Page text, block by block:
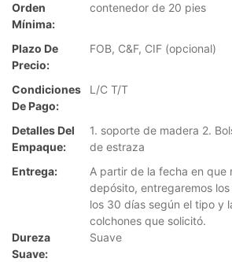
Orden
Mínima:
contenedor de 20 pies
Plazo De
Precio:
FOB, C&F, CIF (opcional)
Condiciones
De Pago:
L/C T/T
Detalles Del
Empaque:
1. soporte de madera 2.
de estraza
Entrega:
A partir de la fecha en que
depósito, entregaremos
los 30 días según el tipo y
colchones que solicitó.
Dureza
Suave:
Suave